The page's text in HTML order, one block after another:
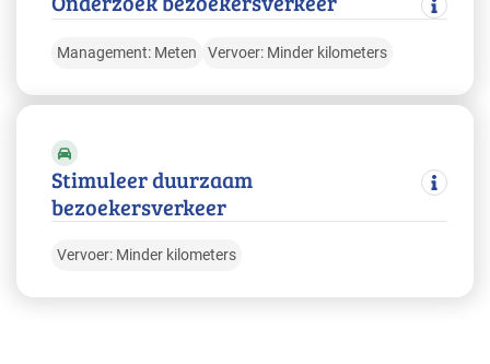
Management: Meten Vervoer: Minder kilometers
Stimuleer duurzaam
bezoekersverkeer
Vervoer: Minder kilometers